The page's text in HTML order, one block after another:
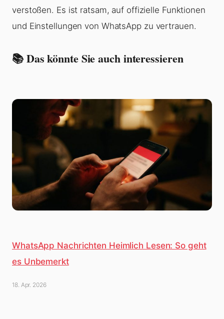
verstoßen. Es ist ratsam, auf offizielle Funktionen
und Einstellungen von WhatsApp zu vertrauen.
📚 Das könnte Sie auch interessieren
WhatsApp Nachrichten Heimlich Lesen: So geht
es Unbemerkt
18. Apr. 2026